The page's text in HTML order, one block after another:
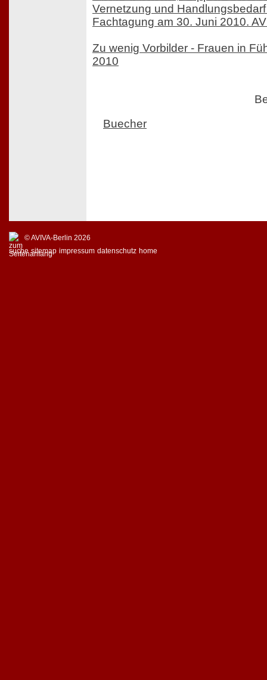
Vernetzung und
Fachtagung am 30. Juni 2010.
Zu wenig Vorbilder - Frauen in
2010
Buecher
© AVIVA-Berlin 2026
suche sitemap impressum datenschutz home